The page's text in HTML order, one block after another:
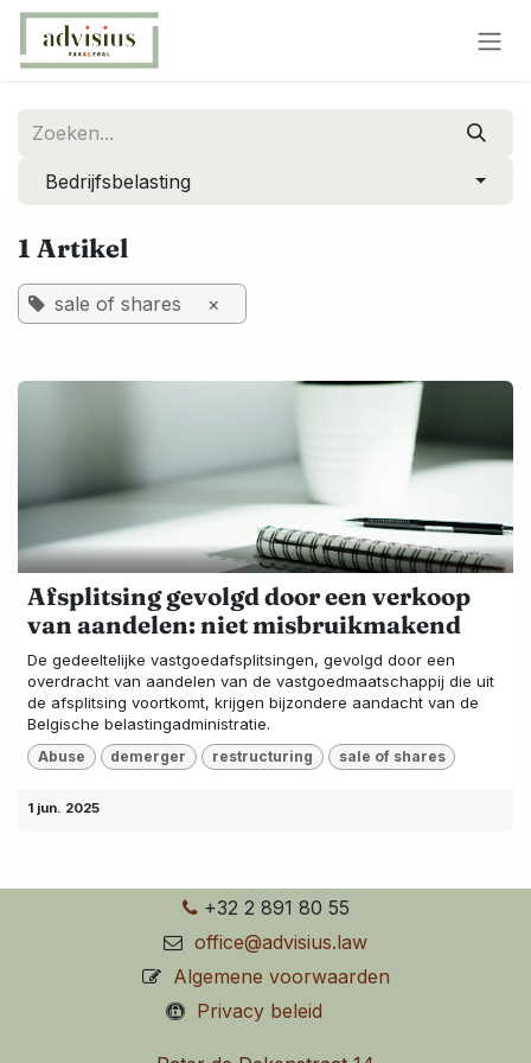
Overslaan naar inhoud
Bedrijfsbelasting
1 Artikel
sale of shares ×
Afsplitsing gevolgd door een verkoop
van aandelen: niet misbruikmakend
De gedeeltelijke vastgoedafsplitsingen, gevolgd door een
overdracht van aandelen van de vastgoedmaatschappij die uit
de afsplitsing voortkomt, krijgen bijzondere aandacht van de
Belgische belastingadministratie.
Abuse demerger restructuring sale of shares
1 jun. 2025
+32 2 891 80 55
office@advisius.law
Algemene voorwaarden
Privacy beleid